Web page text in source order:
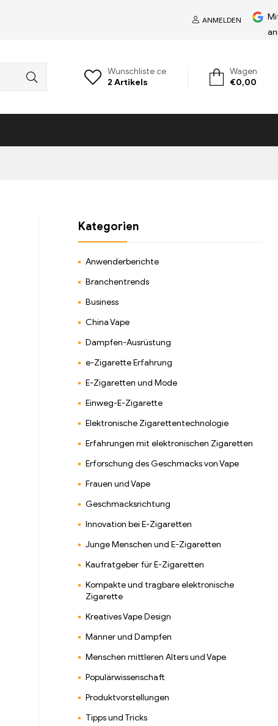
ANMELDEN
Wunschliste ce
2 Artikels
Wagen
€0,00
Kategorien
Anwenderberichte
Branchentrends
Business
China Vape
Dampfen-Ausrüstung
e-Zigarette Erfahrung
E-Zigaretten und Mode
Einweg-E-Zigarette
Elektronische Zigarettentechnologie
Erfahrungen mit elektronischen Zigaretten
Erforschung des Geschmacks von Vape
Frauen und Vape
Geschmacksrichtung
Innovation bei E-Zigaretten
Junge Menschen und E-Zigaretten
Kaufratgeber für E-Zigaretten
Kompakte und tragbare elektronische
Zigarette
Kreatives Vape Design
Männer und Dampfen
Menschen mittleren Alters und Vape
Populärwissenschaft
Produktvorstellungen
Tipps und Tricks